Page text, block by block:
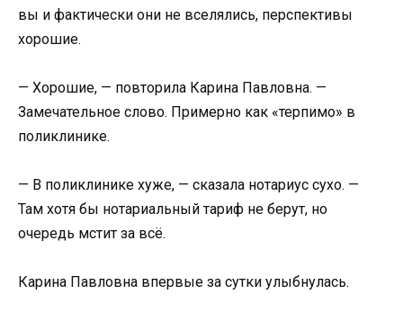
вы и фактически они не вселялись, перспективы
хорошие.
— Хорошие, — повторила Карина Павловна. —
Замечательное слово. Примерно как «терпимо» в
поликлинике.
— В поликлинике хуже, — сказала нотариус сухо. —
Там хотя бы нотариальный тариф не берут, но
очередь мстит за всё.
Карина Павловна впервые за сутки улыбнулась.